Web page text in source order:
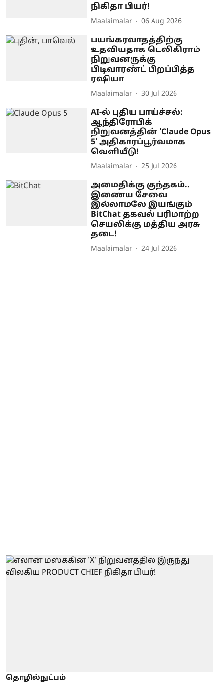
நிகிதா பியர்!
Maalaimalar 06 Aug 2026
பயங்கரவாதத்திற்கு
உதவியதாக டெலிகிராம்
நிறுவனருக்கு
பிடிவாரண்ட் பிறப்பித்த
ரஷியா
Maalaimalar 30 Jul 2026
AI-ல் புதிய பாய்ச்சல்:
ஆந்திரோபிக்
நிறுவனத்தின் 'Claude Opus
5' அதிகாரப்பூர்வமாக
வெளியீடு!
Maalaimalar 25 Jul 2026
அமைதிக்கு குந்தகம்..
இணைய சேவை
இல்லாமலே இயங்கும்
BitChat தகவல் பரிமாற்ற
செயலிக்கு மத்திய அரசு
தடை!
Maalaimalar 24 Jul 2026
தொழில்நுட்பம்